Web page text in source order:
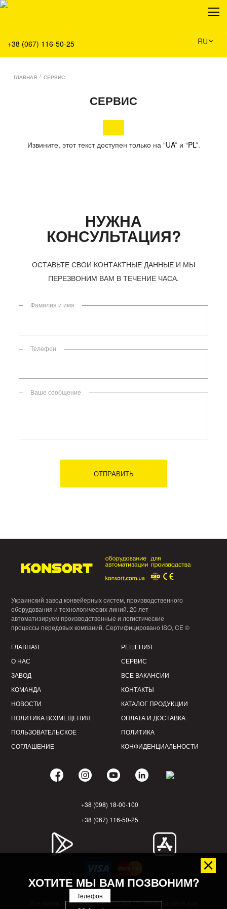
+38 (067) 116-50-25 RU
О нас
Сервис
Решения
ГЛАВНАЯ / СЕРВИС
СЕРВИС
Извините, этот текст доступен только на “UA” и “PL”.
НУЖНА
КОНСУЛЬТАЦИЯ?
ОСТАВЬТЕ СВОИ КОНТАКТНЫЕ ДАННЫЕ И МЫ
ПЕРЕЗВОНИМ ВАМ В ТЕЧЕНИЕ ЧАСА.
Фамилия и имя
Телефон
Ваше сообщение
Украинский завод конвейерных систем, производственного
оборудования и технологических линий. 20 лет
автоматизируем производственные и логистические
процессы передовых компаний. Сертифицировано ISO, CE ©
ГЛАВНАЯ
О НАС
ЗАВОД
КОМАНДА
НОВОСТИ
ПОЛИТИКА ВОЗМЕЩЕНИЯ
ПОЛЬЗОВАТЕЛЬСКОЕ
СОГЛАШЕНИЕ
РЕШЕНИЯ
СЕРВИС
ВСЕ ВАКАНСИИ
КОНТАКТЫ
КАТАЛОГ ПРОДУКЦИИ
ОПЛАТА И ДОСТАВКА
ПОЛИТИКА
КОНФИДЕНЦИАЛЬНОСТИ
+38 (098) 18-00-100
+38 (067) 116-50-25
Все права защищены. © KONSORT ™ - оборудование для
ХОТИТЕ МЫ ВАМ ПОЗВОНИМ?
Телефон